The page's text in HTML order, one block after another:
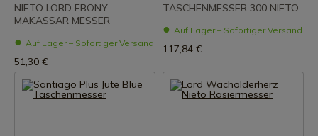
NIETO LORD EBONY
MAKASSAR MESSER
Auf Lager – Sofortiger Versand
51,30 €
TASCHENMESSER 300 NIETO
Auf Lager – Sofortiger Versand
117,84 €